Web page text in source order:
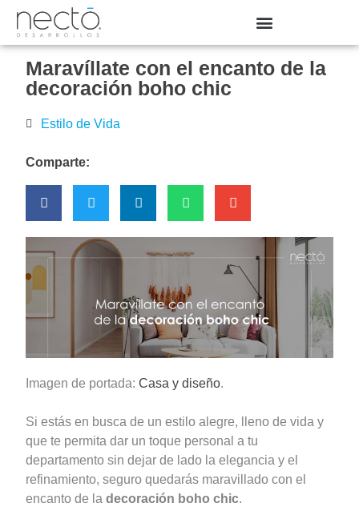
Maravíllate con el encanto de la
decoración boho chic
Estilo de Vida
Comparte:
Imagen de portada:Casa y diseño.
Si estás en busca de un estilo alegre, lleno de vida y
que te permita dar un toque personal a tu
departamento sin dejar de lado la elegancia y el
refinamiento, seguro quedarás maravillado con el
encanto de ladecoración boho chic.